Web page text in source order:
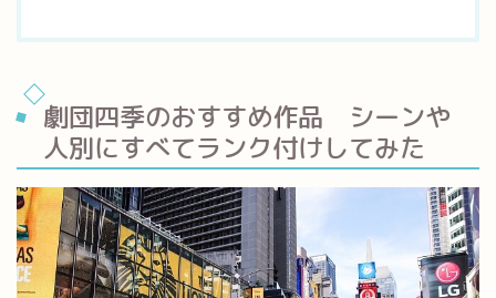
劇団四季のおすすめ作品 シーンや
人別にすべてランク付けしてみた